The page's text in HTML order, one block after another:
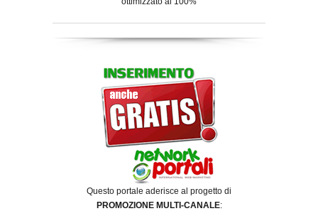
Questo portale aderisce al progetto di
PROMOZIONE MULTI-CANALE: